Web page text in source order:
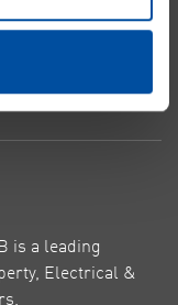
is a leading
Electrical &